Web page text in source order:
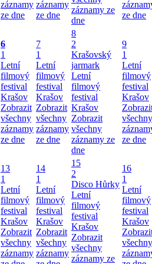
záznamy
ze dne
záznamy
ze dne
záznamy ze
dne
ze dne
6
1
Letní
filmový
festival
Krašov
Zobrazit
všechny
záznamy
ze dne
7
1
Letní
filmový
festival
Krašov
Zobrazit
všechny
záznamy
ze dne
8
2
Krašovský
jarmark
Letní
filmový
festival
Krašov
Zobrazit
všechny
záznamy ze
dne
9
1
Letní
filmový
festival
Krašov
všechny
ze dne
13
1
Letní
filmový
festival
Krašov
Zobrazit
všechny
záznamy
14
1
Letní
filmový
festival
Krašov
Zobrazit
všechny
záznamy
15
2
Disco Hůrky
Letní
filmový
festival
Krašov
Zobrazit
všechny
záznamy ze
16
1
Letní
filmový
festival
Krašov
všechny